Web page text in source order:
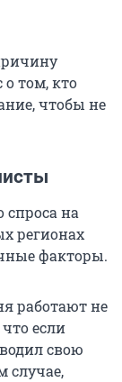
о том, кто
чтобы не
на
регионах
факторы.
работают не
если
свою
случае,